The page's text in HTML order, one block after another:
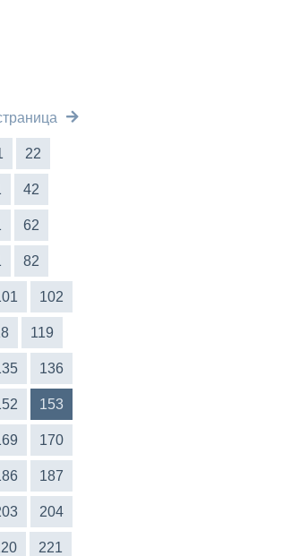
22
42
62
82
102
119
136
153
170
187
204
221